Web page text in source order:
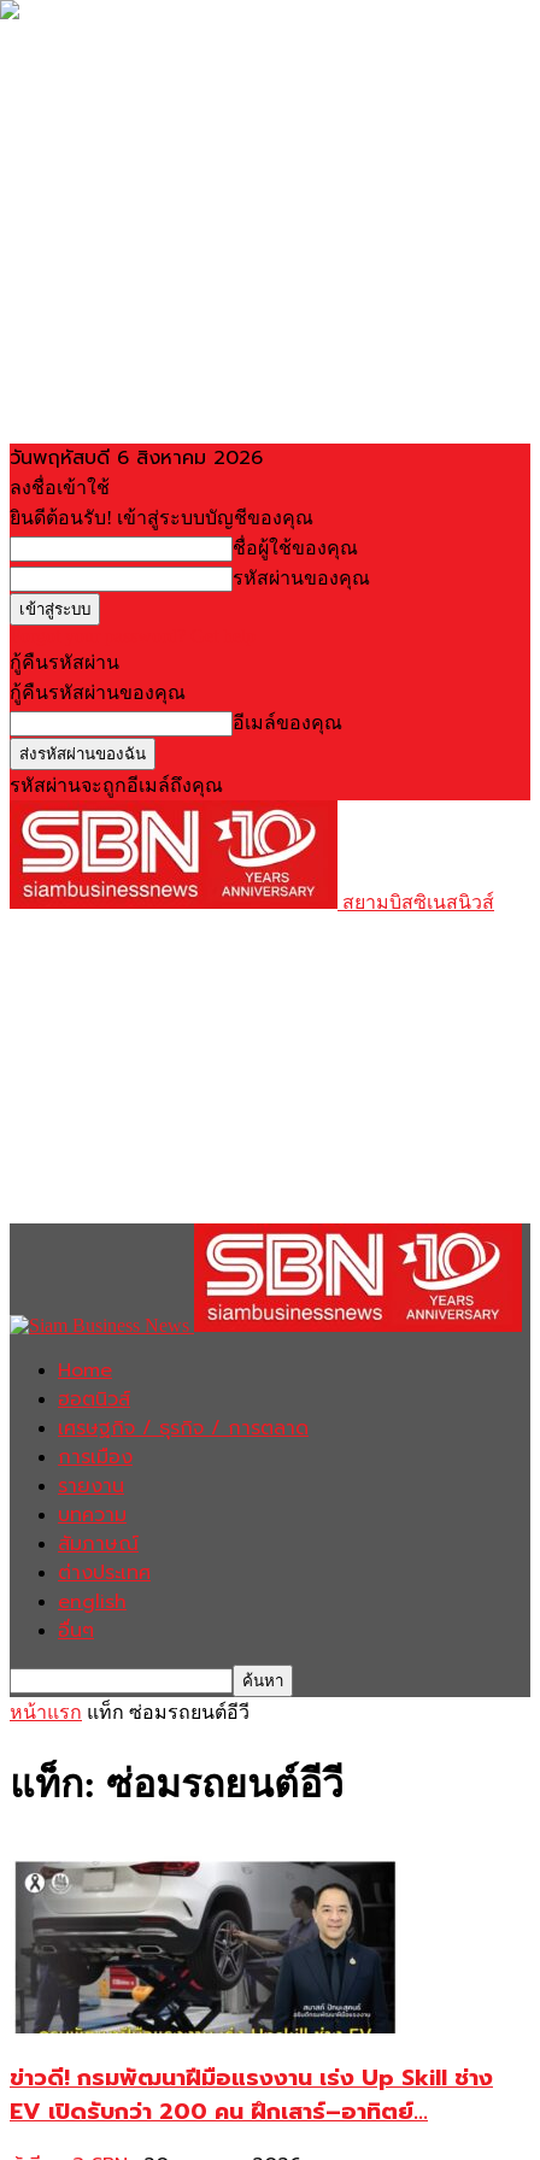
วันพฤหัสบดี 6 สิงหาคม 2026
ลงชื่อเข้าใช้
ยินดีต้อนรับ! เข้าสู่ระบบบัญชีของคุณ
ชื่อผู้ใช้ของคุณ
รหัสผ่านของคุณ
กู้คืนรหัสผ่าน
กู้คืนรหัสผ่านของคุณ
อีเมล์ของคุณ
รหัสผ่านจะถูกอีเมล์ถึงคุณ
สยามบิสซิเนสนิวส์
Home
ฮอตนิวส์
เศรษฐกิจ / ธุรกิจ / การตลาด
การเมือง
รายงาน
บทความ
สัมภาษณ์
ต่างประเทศ
english
อื่นๆ
หน้าแรก แท็ก ซ่อมรถยนต์อีวี
แท็ก: ซ่อมรถยนต์อีวี
ข่าวดี! กรมพัฒนาฝีมือแรงงาน เร่ง Up Skill ช่าง
EV เปิดรับกว่า 200 คน ฝึกเสาร์–อาทิตย์...